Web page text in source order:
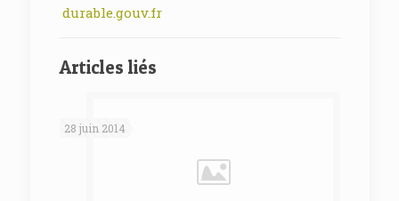
durable.gouv.fr
Articles liés
28 juin 2014